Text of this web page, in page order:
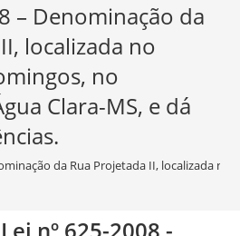
– Denominação da
localizada no
no
Clara-MS, e dá
da Rua Projetada II, localizada